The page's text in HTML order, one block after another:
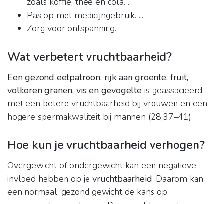
Pas op met medicijngebruik. ...
Zorg voor ontspanning.
Wat verbetert vruchtbaarheid?
Een gezond eetpatroon, rijk aan groente, fruit,
volkoren granen, vis en gevogelte is geassocieerd
met een betere vruchtbaarheid bij vrouwen en een
hogere spermakwaliteit bij mannen (28,37–41).
Hoe kun je vruchtbaarheid verhogen?
Overgewicht of ondergewicht kan een negatieve
invloed hebben op je vruchtbaarheid. Daarom kan
een normaal, gezond gewicht de kans op